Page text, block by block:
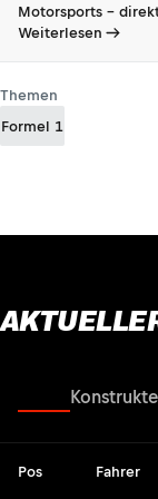
Motorsports -
Weiterlesen
Themen
Formel 1
Pos Fahrer